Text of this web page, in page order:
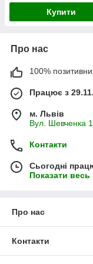
Купити
Про нас
100%
Працює з
м. Львів
Вул. Шевченка
Контакти
Сьогодні
Показати весь
Про нас
Контакти